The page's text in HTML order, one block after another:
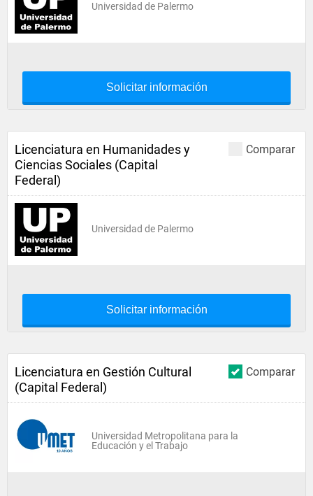
Universidad de Palermo
Solicitar información
Comparar
Licenciatura en Humanidades y
Ciencias Sociales (Capital
Federal)
Universidad de Palermo
Solicitar información
Comparar
Licenciatura en Gestión Cultural
(Capital Federal)
Universidad Metropolitana para la
Educación y el Trabajo